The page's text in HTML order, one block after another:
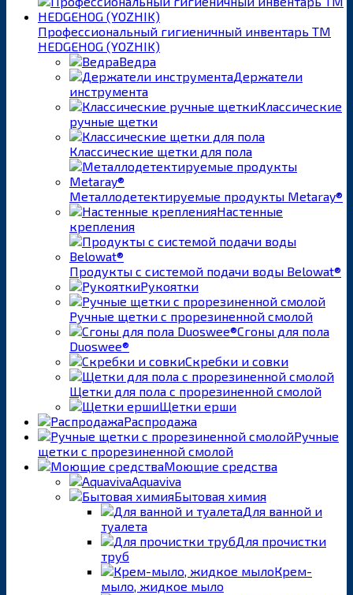
Профессиональный гигиеничный инвентарь ТМ
HEDGEHOG (YOZHIK)
Ведра
Держатели
инструмента
Классические
ручные щетки
Классические щетки для пола
Металлодетектируемые продукты Metaray®
Настенные
крепления
Продукты с системой подачи воды Belowat®
Рукоятки
Ручные щетки с прорезиненной смолой
Сгоны для пола
Duoswee®
Скребки и совки
Щетки для пола с прорезиненной смолой
Щетки ерши
Распродажа
Ручные
щетки с прорезиненной смолой
Моющие средства
Aquaviva
Бытовая химия
Для ванной и
туалета
Для прочистки
труб
Крем-
мыло, жидкое мыло